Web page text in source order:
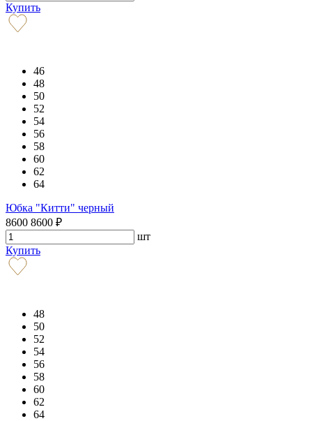
Купить
46
48
50
52
54
56
58
60
62
64
Юбка "Китти" черный
8600 8600 ₽
шт
Купить
48
50
52
54
56
58
60
62
64